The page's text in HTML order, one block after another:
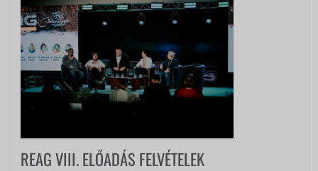
REAG VIII. ELŐADÁS FELVÉTELEK